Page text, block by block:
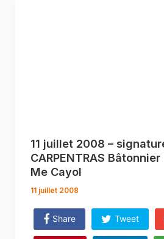
11 juillet 2008 –
CARPENTRAS
Me Cayol
11 juillet 2008
Share Tweet